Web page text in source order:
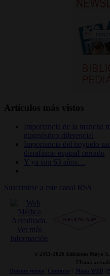
Artículos más vistos
Importancia de la mancha
diagnóstico diferencial
Importancia del hoyuelo
disrafismo espinal cerrado
Y ya son 63 años…
Suscribirse a este canal RSS
© 2011-2026 Ediciones Mayo
Última
Quienes somos| Contacto Mapa WEB|